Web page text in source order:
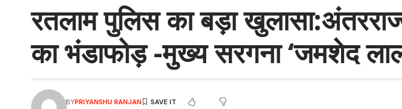
रतलाम पुलिस का बड़ा
का भंडाफोड़ -मुख्य सरगना ‘जमशेद
BYPRIYANSHU RANJAN